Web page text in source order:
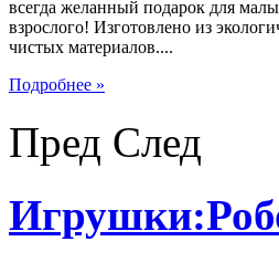
всегда желанный подарок для
взрослого! Изготовлено из
чистых материалов....
Подробнее »
Пред След